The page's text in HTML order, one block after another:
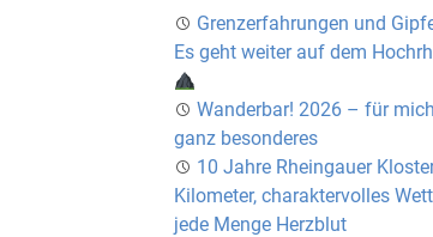
Grenzerfahrungen und
Es geht weiter auf dem
Wanderbar! 2026 – für
ganz besonderes
10 Jahre Rheingauer
Kilometer, charaktervolles
jede Menge Herzblut